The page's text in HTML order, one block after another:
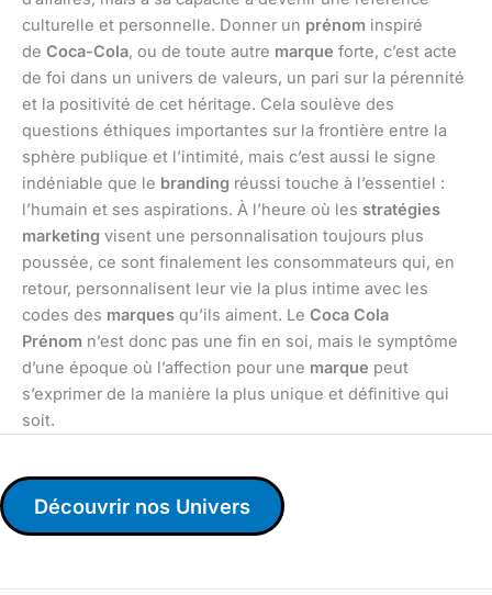
culturelle et personnelle. Donner un prénom inspiré
de Coca-Cola, ou de toute autre marque forte, c’est acte
de foi dans un univers de valeurs, un pari sur la pérennité
et la positivité de cet héritage. Cela soulève des
questions éthiques importantes sur la frontière entre la
sphère publique et l’intimité, mais c’est aussi le signe
indéniable que le branding réussi touche à l’essentiel :
l’humain et ses aspirations. À l’heure où les stratégies
marketing visent une personnalisation toujours plus
poussée, ce sont finalement les consommateurs qui, en
retour, personnalisent leur vie la plus intime avec les
codes des marques qu’ils aiment. Le Coca Cola
Prénom n’est donc pas une fin en soi, mais le symptôme
d’une époque où l’affection pour une marque peut
s’exprimer de la manière la plus unique et définitive qui
soit.
Découvrir nos Univers